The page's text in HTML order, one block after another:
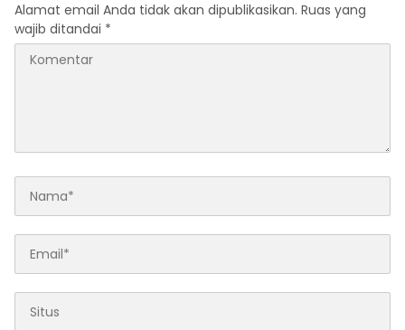
Alamat email Anda tidak akan dipublikasikan. Ruas yang
wajib ditandai *